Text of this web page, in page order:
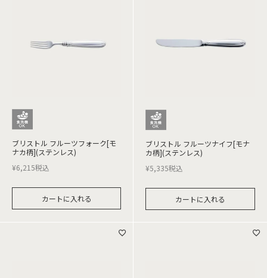
ブリストル フルーツフォーク[モ
ナカ柄](ステンレス)
¥6,215税込
カートに入れる
ブリストル フルーツナイフ[モナ
カ柄](ステンレス)
¥5,335税込
カートに入れる